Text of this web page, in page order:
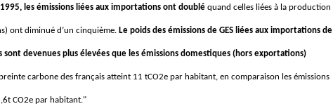
1995, les émissions liées aux importations ont doublé quand celles liées à la production
ont diminué d’un cinquième. Le poids des émissions de GES liées aux importations de
sont devenues plus élevées que les émissions domestiques (hors exportations)
carbone des français atteint 11 tCO2e par habitant, en comparaison les émissions
CO2e par habitant."